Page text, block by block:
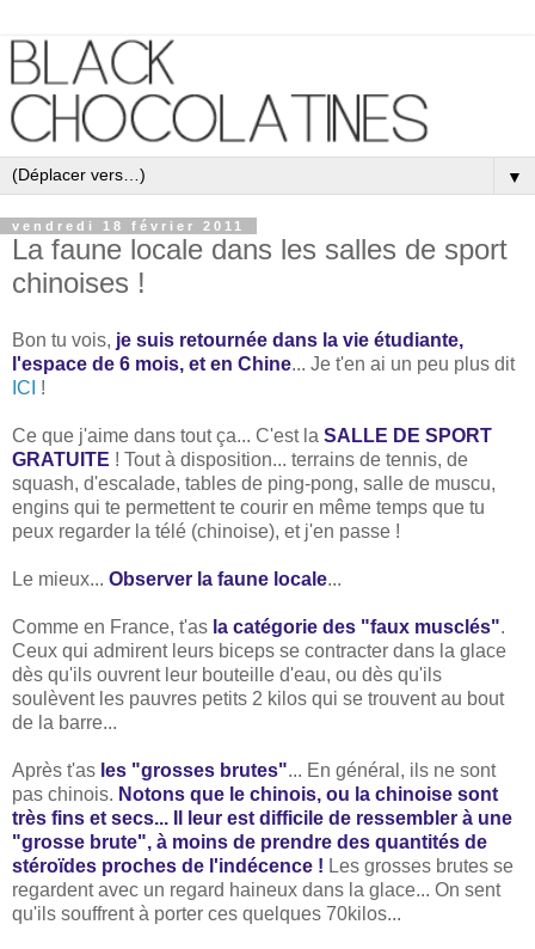
▼
vendredi 18 février 2011
La faune locale dans les salles de sport
chinoises !
Bon tu vois, je suis retournée dans la vie étudiante,
l'espace de 6 mois, et en Chine... Je t'en ai un peu plus dit
ICI !
Ce que j'aime dans tout ça... C'est la SALLE DE SPORT
GRATUITE ! Tout à disposition... terrains de tennis, de
squash, d'escalade, tables de ping-pong, salle de muscu,
engins qui te permettent te courir en même temps que tu
peux regarder la télé (chinoise), et j'en passe !
Le mieux... Observer la faune locale...
Comme en France, t'as la catégorie des "faux musclés".
Ceux qui admirent leurs biceps se contracter dans la glace
dès qu'ils ouvrent leur bouteille d'eau, ou dès qu'ils
soulèvent les pauvres petits 2 kilos qui se trouvent au bout
de la barre...
Après t'as les "grosses brutes"... En général, ils ne sont
pas chinois. Notons que le chinois, ou la chinoise sont
très fins et secs... Il leur est difficile de ressembler à une
"grosse brute", à moins de prendre des quantités de
stéroïdes proches de l'indécence ! Les grosses brutes se
regardent avec un regard haineux dans la glace... On sent
qu'ils souffrent à porter ces quelques 70kilos...